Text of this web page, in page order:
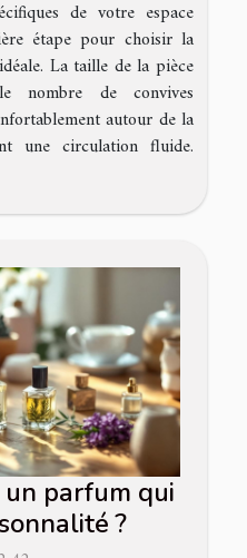
de votre espace
étape pour choisir la
La taille de la pièce
nombre de convives
autour de la
une circulation fluide.
un parfum qui
?